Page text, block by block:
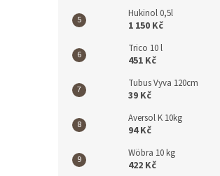
Hukinol 0,5l
1 150 Kč
Trico 10 l
451 Kč
Tubus Vyva 120cm
39 Kč
Aversol K 10kg
94 Kč
Wöbra 10 kg
422 Kč